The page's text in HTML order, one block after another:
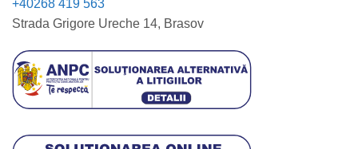
+40268 419 563
Strada Grigore Ureche 14, Brasov